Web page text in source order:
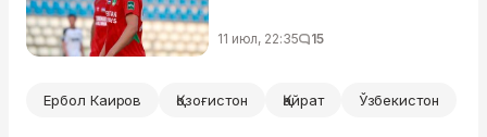
11 июл, 22:35 15
Ербол Каиров Қозоғистон Қайрат Ўзбекистон